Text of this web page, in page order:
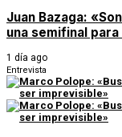
Juan Bazaga:
una semifinal
1 día ago
Entrevista